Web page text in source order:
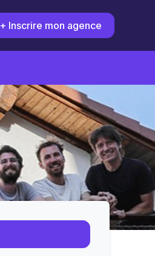
+ Inscrire mon agence